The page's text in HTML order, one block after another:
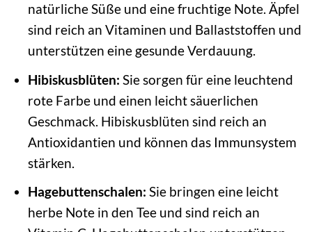
natürliche Süße und eine fruchtige Note. Äpfel
sind reich an Vitaminen und Ballaststoffen und
unterstützen eine gesunde Verdauung.
Hibiskusblüten: Sie sorgen für eine leuchtend
rote Farbe und einen leicht säuerlichen
Geschmack. Hibiskusblüten sind reich an
Antioxidantien und können das Immunsystem
stärken.
Hagebuttenschalen: Sie bringen eine leicht
herbe Note in den Tee und sind reich an